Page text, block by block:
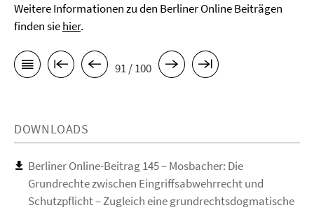
Weitere Informationen zu den Berliner Online Beiträgen
finden siehier.
91 / 100
DOWNLOADS
Berliner Online-Beitrag 145 – Mosbacher: Die
Grundrechte zwischen Eingriffsabwehrrecht und
Schutzpflicht – Zugleich eine grundrechtsdogmatische